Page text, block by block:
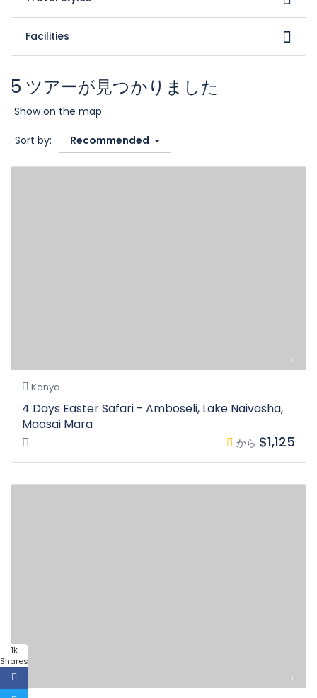
1k
Shares
Facilities
5 ツアーが見つかりました
Show on the map
Sort by: Recommended
Kenya
4 Days Easter Safari - Amboseli, Lake Naivasha,
Maasai Mara
から $1,125